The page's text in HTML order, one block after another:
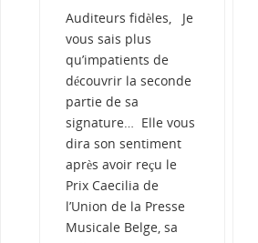
Auditeurs fidèles, Je
vous sais plus
qu’impatients de
découvrir la seconde
partie de sa
signature… Elle vous
dira son sentiment
après avoir reçu le
Prix Caecilia de
l’Union de la Presse
Musicale Belge, sa